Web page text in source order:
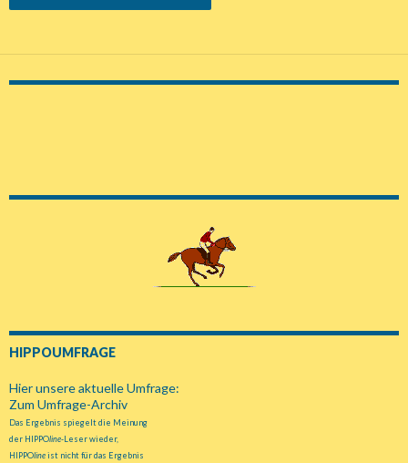
HIPPOUMFRAGE
Hier unsere aktuelle Umfrage:
Zum Umfrage-Archiv
Das Ergebnis spiegelt die Meinung
der HIPPOline-Leser wieder,
HIPPOlineist nicht für das Ergebnis